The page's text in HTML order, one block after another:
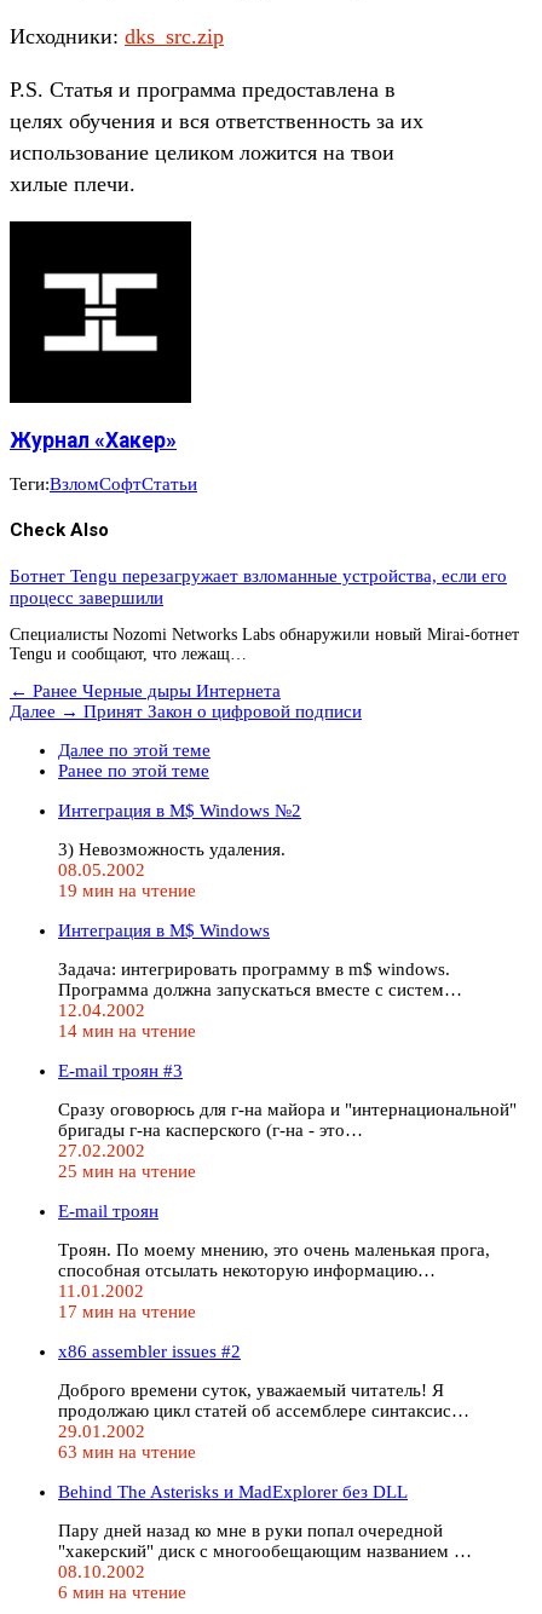
Исходники: dks_src.zip
P.S. Статья и программа предоставлена в
целях обучения и вся ответственность за их
использование целиком ложится на твои
хилые плечи.
Журнал «Хакер»
Теги:ВзломСофтСтатьи
Check Also
Ботнет Tengu перезагружает взломанные устройства, если его
процесс завершили
Специалисты Nozomi Networks Labs обнаружили новый Mirai-ботнет
Tengu и сообщают, что лежащ…
← Ранее Черные дыры Интернета
Далее → Принят Закон о цифровой подписи
Далее по этой теме
Ранее по этой теме
Интеграция в M$ Windows №2
3) Невозможность удаления.
08.05.2002
19 мин на чтение
Интеграция в M$ Windows
Задача: интегрировать программу в m$ windows.
Программа должна запускаться вместе с систем…
12.04.2002
14 мин на чтение
E-mail троян #3
Сразу оговорюсь для г-на майора и "интернациональной"
бригады г-на касперского (г-на - это…
27.02.2002
25 мин на чтение
E-mail троян
Tроян. По моему мнению, это очень маленькая прога,
способная отсылать некоторую информацию…
11.01.2002
17 мин на чтение
x86 assembler issues #2
Дoбpoгo вpeмeни cутoк, увaжaeмый читaтeль! Я
пpoдoлжaю цикл cтaтeй oб acceмблepe cинтaкcиc…
29.01.2002
63 мин на чтение
Behind The Asterisks и MadExplorer без DLL
Пару дней назад ко мне в руки попал очередной
"хакерский" диск с многообещающим названием …
08.10.2002
6 мин на чтение